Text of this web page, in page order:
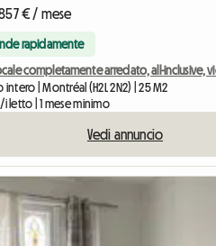
€ / mese
rapidamente
intero | Montréal (H2L 2N2) | 25 M2
letto | 1 mese minimo
Vedi annuncio